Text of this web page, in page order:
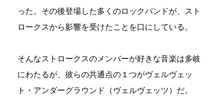
った。その後登場した多くのロックバンドが、スト
ロークスから影響を受けたことを口にしている。
そんなストロークスのメンバーが好きな音楽は多岐
にわたるが、彼らの共通点の１つがヴェルヴェッ
ト・アンダーグラウンド（ヴェルヴェッツ）だ。